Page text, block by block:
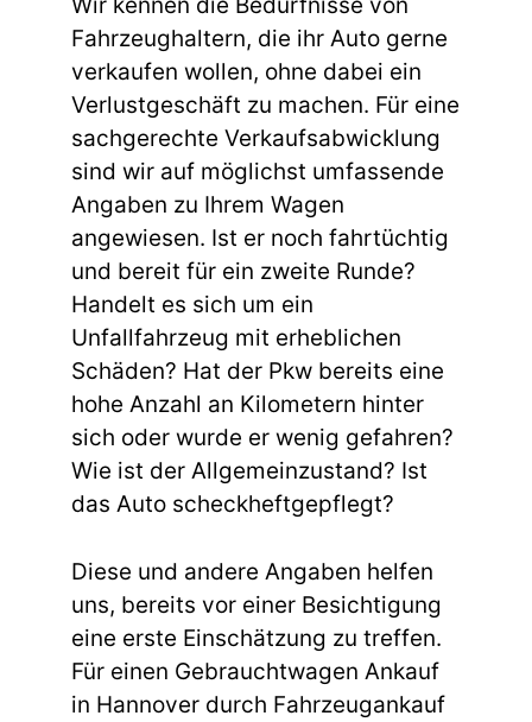
Wir kennen die Bedürfnisse von
Fahrzeughaltern, die ihr Auto gerne
verkaufen wollen, ohne dabei ein
Verlustgeschäft zu machen. Für eine
sachgerechte Verkaufsabwicklung
sind wir auf möglichst umfassende
Angaben zu Ihrem Wagen
angewiesen. Ist er noch fahrtüchtig
und bereit für ein zweite Runde?
Handelt es sich um ein
Unfallfahrzeug mit erheblichen
Schäden? Hat der Pkw bereits eine
hohe Anzahl an Kilometern hinter
sich oder wurde er wenig gefahren?
Wie ist der Allgemeinzustand? Ist
das Auto scheckheftgepflegt?
Diese und andere Angaben helfen
uns, bereits vor einer Besichtigung
eine erste Einschätzung zu treffen.
Für einen Gebrauchtwagen Ankauf
in Hannover durch Fahrzeugankauf